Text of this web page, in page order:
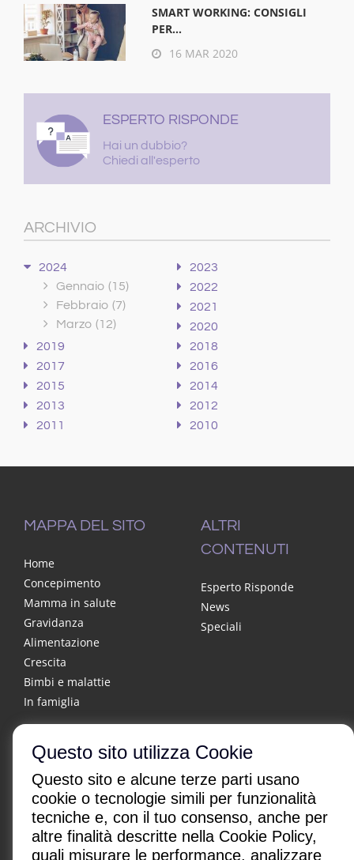
Questo sito utilizza Cookie
Questo sito e alcune terze parti usano
cookie o tecnologie simili per funzionalità
tecniche e, con il tuo consenso, anche per
altre finalità descritte nella Cookie Policy,
quali misurare le performance, analizzare
SMART WORKING: CONSIGLI
PER...
16 MAR 2020
ESPERTO RISPONDE
Hai un dubbio?
Chiedi all'esperto
ARCHIVIO
2024
Gennaio (15)
Febbraio (7)
Marzo (12)
2023
2022
2021
2020
2019
2018
2017
2016
2015
2014
2013
2012
2011
2010
MAPPA DEL SITO
Home
Concepimento
Mamma in salute
Gravidanza
Alimentazione
Crescita
Bimbi e malattie
In famiglia
ALTRI
CONTENUTI
Esperto Risponde
News
Speciali
CHI SONO| CONTATTI|